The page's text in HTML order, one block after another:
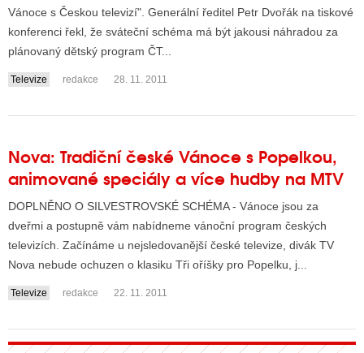
Vánoce s Českou televizí". Generální ředitel Petr Dvořák na tiskové
konferenci řekl, že sváteční schéma má být jakousi náhradou za
plánovaný dětský program ČT...
Televize redakce 28. 11. 2011
Nova: Tradiční české Vánoce s Popelkou,
animované speciály a více hudby na MTV
DOPLNĚNO O SILVESTROVSKÉ SCHÉMA - Vánoce jsou za
dveřmi a postupně vám nabídneme vánoční program českých
televizích. Začínáme u nejsledovanější české televize, divák TV
Nova nebude ochuzen o klasiku Tři oříšky pro Popelku, j...
Televize redakce 22. 11. 2011